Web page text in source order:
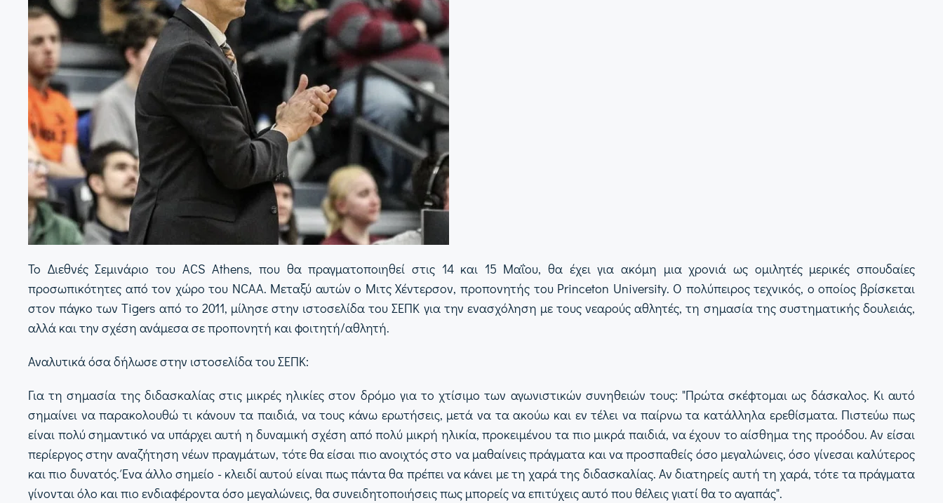
Το Διεθνές Σεμινάριο του ACS Athens, που θα πραγματοποιηθεί στις 14 και 15 Μαΐου, θα έχει για ακόμη μια χρονιά ως ομιλητές μερικές σπουδαίες
προσωπικότητες από τον χώρο του NCAA. Μεταξύ αυτών ο Μιτς Χέντερσον, προπονητής του Princeton University. Ο πολύπειρος τεχνικός, ο οποίος βρίσκεται
στον πάγκο των Tigers από το 2011, μίλησε στην ιστοσελίδα του ΣΕΠΚ για την ενασχόληση με τους νεαρούς αθλητές, τη σημασία της συστηματικής δουλειάς,
αλλά και την σχέση ανάμεσα σε προπονητή και φοιτητή/αθλητή.
Αναλυτικά όσα δήλωσε στην ιστοσελίδα του ΣΕΠΚ:
Για τη σημασία της διδασκαλίας στις μικρές ηλικίες στον δρόμο για το χτίσιμο των αγωνιστικών συνηθειών τους: "Πρώτα σκέφτομαι ως δάσκαλος. Κι αυτό
σημαίνει να παρακολουθώ τι κάνουν τα παιδιά, να τους κάνω ερωτήσεις, μετά να τα ακούω και εν τέλει να παίρνω τα κατάλληλα ερεθίσματα. Πιστεύω πως
είναι πολύ σημαντικό να υπάρχει αυτή η δυναμική σχέση από πολύ μικρή ηλικία, προκειμένου τα πιο μικρά παιδιά, να έχουν το αίσθημα της προόδου. Αν είσαι
περίεργος στην αναζήτηση νέων πραγμάτων, τότε θα είσαι πιο ανοιχτός στο να μαθαίνεις πράγματα και να προσπαθείς όσο μεγαλώνεις, όσο γίνεσαι καλύτερος
και πιο δυνατός. Ένα άλλο σημείο - κλειδί αυτού είναι πως πάντα θα πρέπει να κάνει με τη χαρά της διδασκαλίας. Αν διατηρείς αυτή τη χαρά, τότε τα πράγματα
γίνονται όλο και πιο ενδιαφέροντα όσο μεγαλώνεις, θα συνειδητοποιήσεις πως μπορείς να επιτύχεις αυτό που θέλεις γιατί θα το αγαπάς".